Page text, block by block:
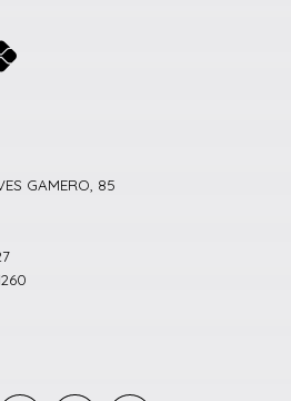
GAMERO, 85